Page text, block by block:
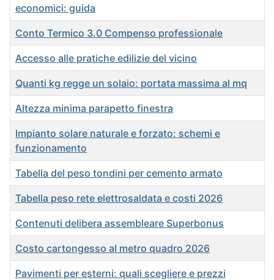
economici: guida
Conto Termico 3.0 Compenso professionale
Accesso alle pratiche edilizie del vicino
Quanti kg regge un solaio: portata massima al mq
Altezza minima parapetto finestra
Impianto solare naturale e forzato: schemi e
funzionamento
Tabella del peso tondini per cemento armato
Tabella peso rete elettrosaldata e costi 2026
Contenuti delibera assembleare Superbonus
Costo cartongesso al metro quadro 2026
Pavimenti per esterni: quali scegliere e prezzi